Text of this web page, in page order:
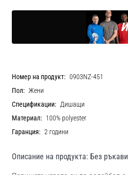
Номер на продукт: 0903NZ-451
Пол: Жени
Спецификации: Дишащи
Материал: 100% polyester
Гаранция: 2 години
Описание на продукта: Без